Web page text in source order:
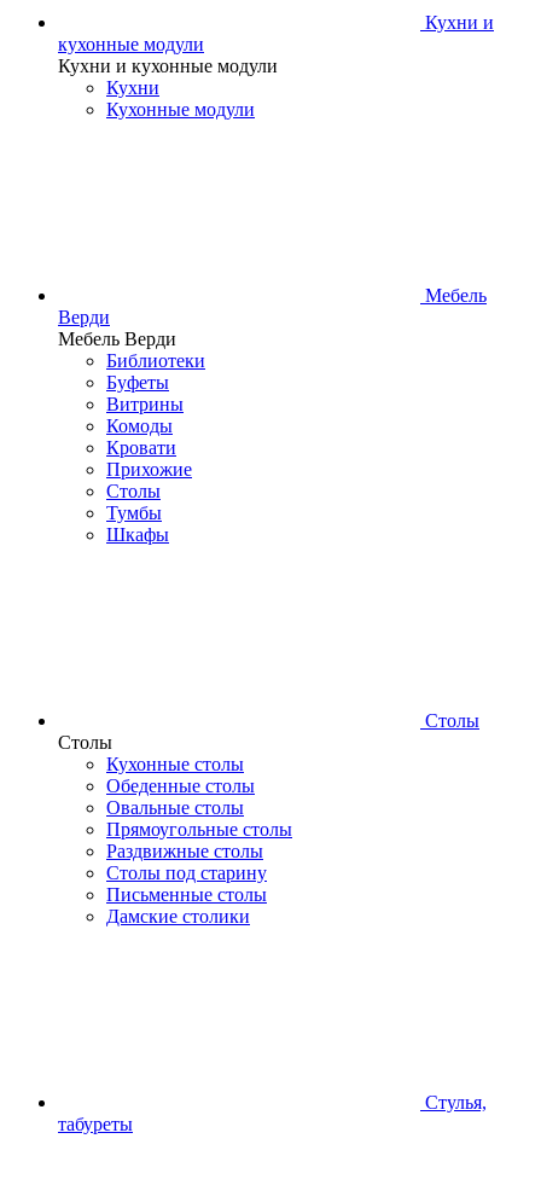
Кухни и
кухонные модули
Кухни и кухонные модули
Кухни
Кухонные модули
Мебель
Верди
Мебель Верди
Библиотеки
Буфеты
Витрины
Комоды
Кровати
Прихожие
Столы
Тумбы
Шкафы
Столы
Столы
Кухонные столы
Обеденные столы
Овальные столы
Прямоугольные столы
Раздвижные столы
Столы под старину
Письменные столы
Дамские столики
Стулья,
табуреты